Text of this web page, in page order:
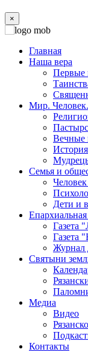
×
Главная
Наша вера
Первые
Мир.
Вечные
Семья и
Дети и
Епархиальная
Газета
Газета
Журнал
Святыни
Медиа
Видео
Контакты